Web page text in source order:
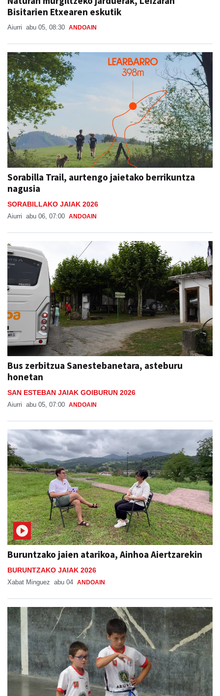
Bisitarien Etxearen eskutik
Aiurri abu 05, 08:30 ANDOAIN
Sorabilla Trail, aurtengo jaietako berrikuntza
nagusia
SORABILLAKO JAIAK 2026
Aiurri abu 06, 07:00 ANDOAIN
Bus zerbitzua Sanestebanetara, asteburu
honetan
SAN ESTEBAN JAIAK GOIBURUN 2026
Aiurri abu 05, 07:00 ANDOAIN
Buruntzako jaien atarikoa, Ainhoa Aiertzarekin
BURUNTZAKO JAIAK 2026
Xabat Minguez abu 04 ANDOAIN